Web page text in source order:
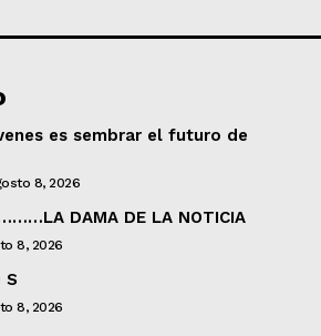
es sembrar el futuro de
8, 2026
………LA DAMA DE LA NOTICIA
8, 2026
S
8, 2026